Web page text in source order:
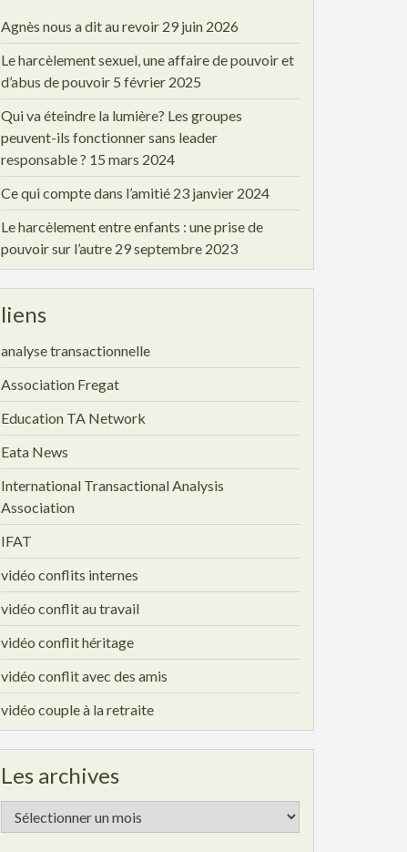
Agnès nous a dit au revoir 29 juin 2026
Le harcèlement sexuel, une affaire de pouvoir et
d’abus de pouvoir 5 février 2025
Qui va éteindre la lumière? Les groupes
peuvent-ils fonctionner sans leader
responsable ? 15 mars 2024
Ce qui compte dans l’amitié 23 janvier 2024
Le harcèlement entre enfants : une prise de
pouvoir sur l’autre 29 septembre 2023
liens
analyse transactionnelle
Association Fregat
Education TA Network
Eata News
International Transactional Analysis
Association
IFAT
vidéo conflits internes
vidéo conflit au travail
vidéo conflit héritage
vidéo conflit avec des amis
vidéo couple à la retraite
Les archives
Les
archives